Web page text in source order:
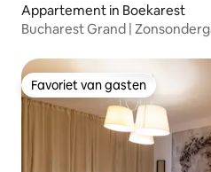
Appartement in Boekarest
Bucharest Grand |
Favoriet van gasten
Favoriet van gasten